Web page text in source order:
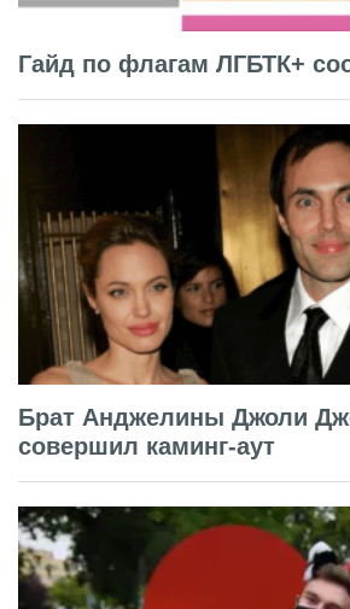
Гайд по флагам ЛГБТК+
Брат Анджелины Джоли
совершил каминг-аут